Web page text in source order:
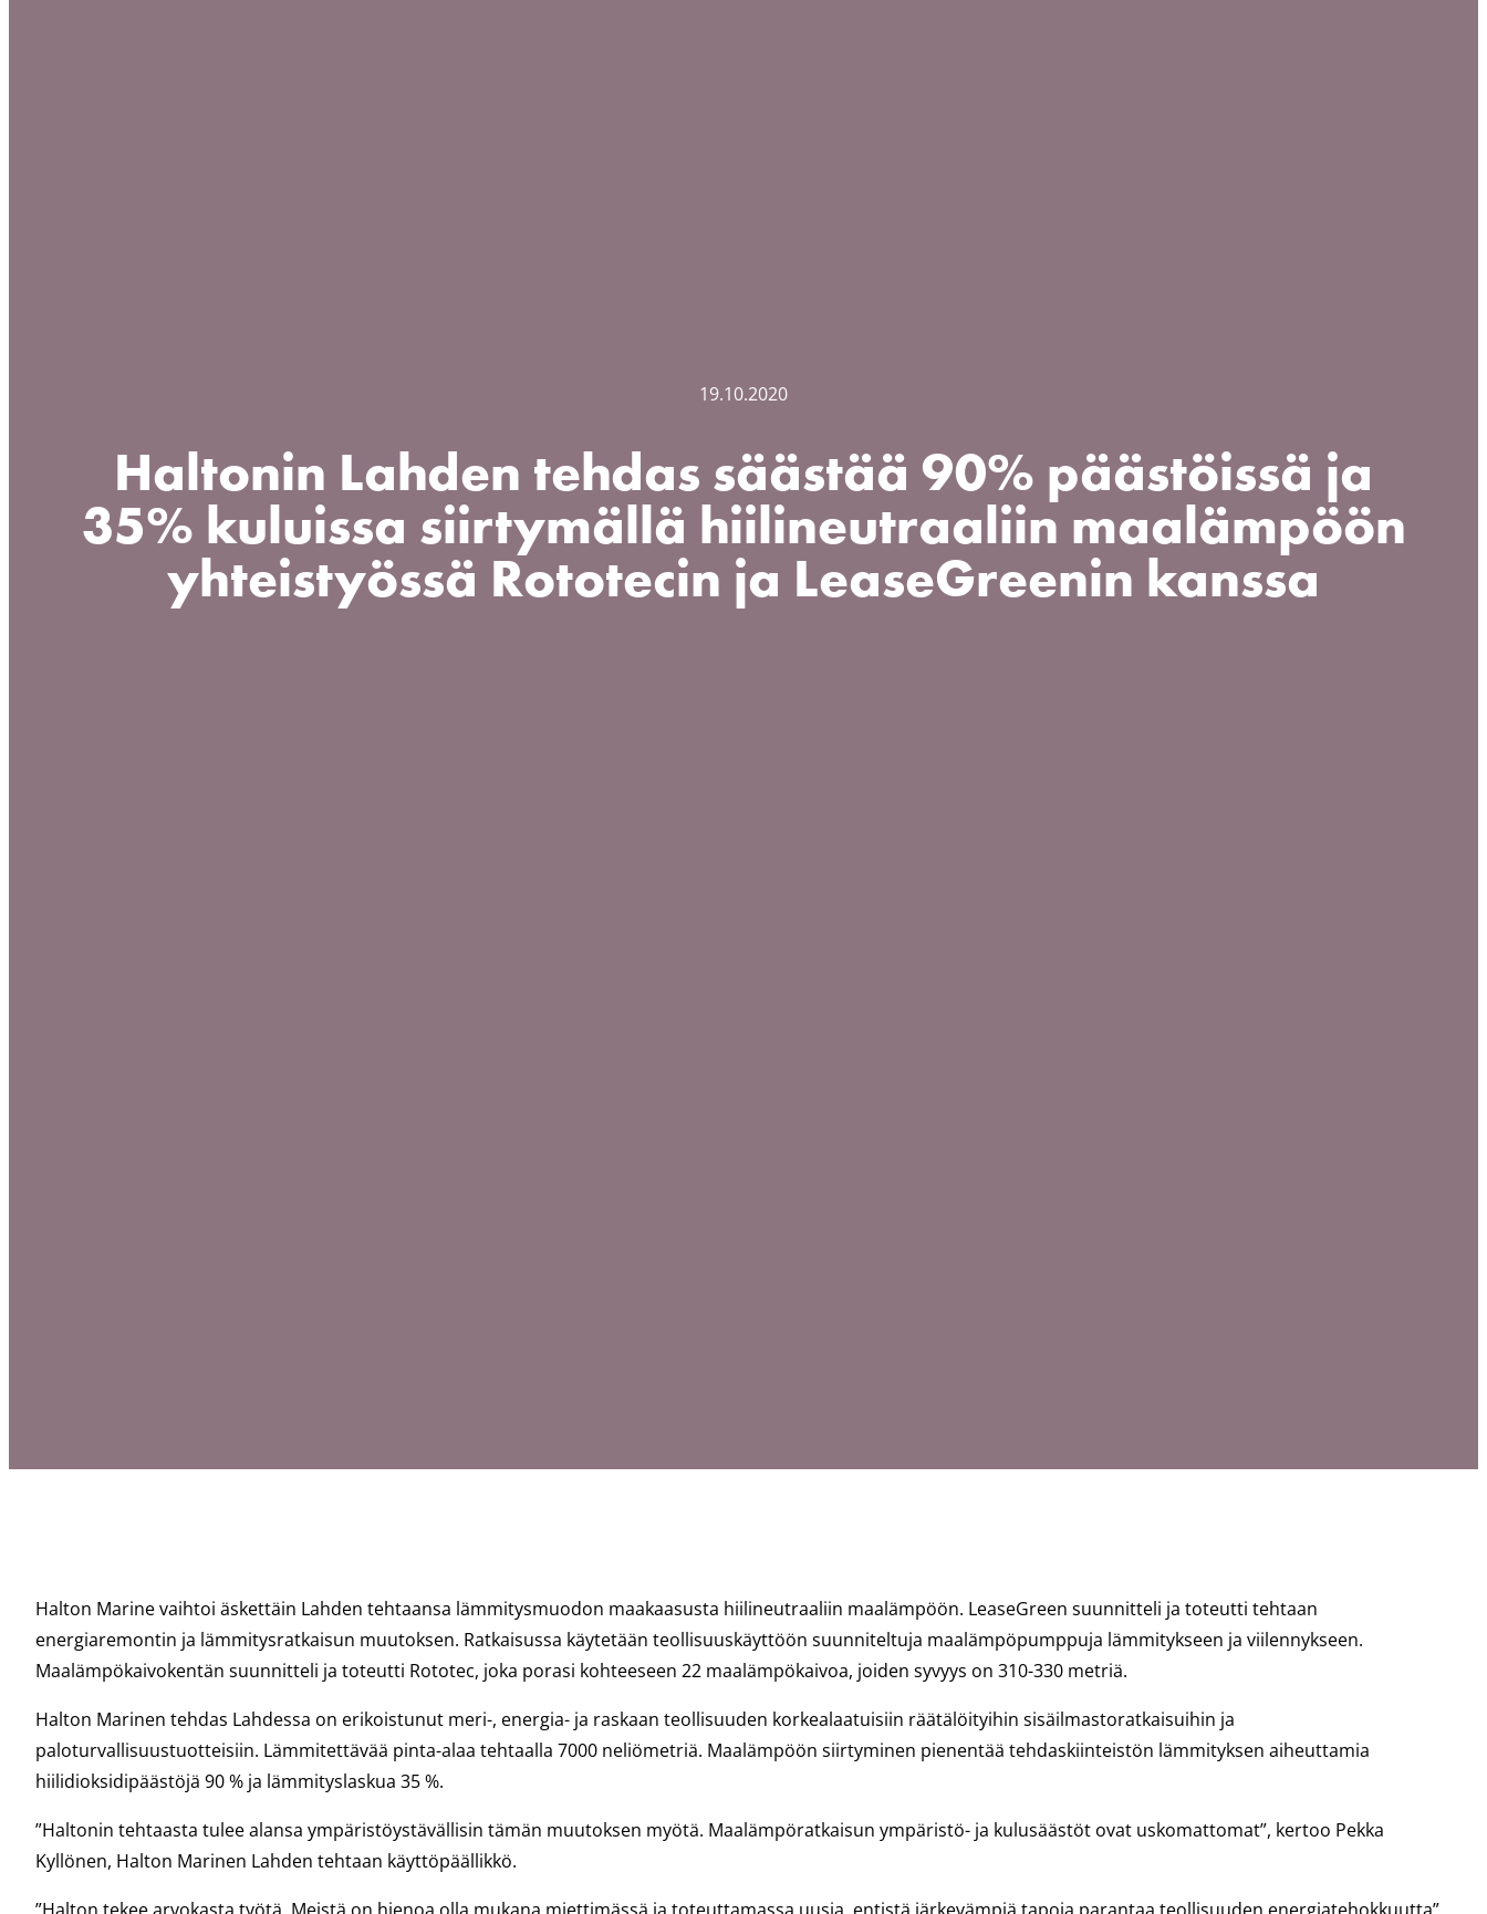
19.10.2020
Haltonin Lahden tehdas säästää 90% päästöissä ja
35% kuluissa siirtymällä hiilineutraaliin maalämpöön
yhteistyössä Rototecin ja LeaseGreenin kanssa
Halton Marine vaihtoi äskettäin Lahden tehtaansa lämmitysmuodon maakaasusta hiilineutraaliin maalämpöön. LeaseGreen suunnitteli ja toteutti tehtaan
energiaremontin ja lämmitysratkaisun muutoksen. Ratkaisussa käytetään teollisuuskäyttöön suunniteltuja maalämpöpumppuja lämmitykseen ja viilennykseen.
Maalämpökaivokentän suunnitteli ja toteutti Rototec, joka porasi kohteeseen 22 maalämpökaivoa, joiden syvyys on 310-330 metriä.
Halton Marinen tehdas Lahdessa on erikoistunut meri-, energia- ja raskaan teollisuuden korkealaatuisiin räätälöityihin sisäilmastoratkaisuihin ja
paloturvallisuustuotteisiin. Lämmitettävää pinta-alaa tehtaalla 7000 neliömetriä. Maalämpöön siirtyminen pienentää tehdaskiinteistön lämmityksen aiheuttamia
hiilidioksidipäästöjä 90 % ja lämmityslaskua 35 %.
”Haltonin tehtaasta tulee alansa ympäristöystävällisin tämän muutoksen myötä. Maalämpöratkaisun ympäristö- ja kulusäästöt ovat uskomattomat”, kertoo Pekka
Kyllönen, Halton Marinen Lahden tehtaan käyttöpäällikkö.